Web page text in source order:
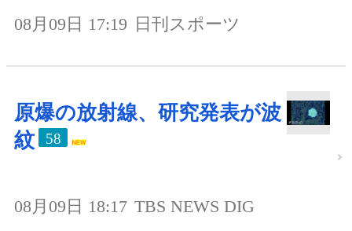
08月09日 17:19 日刊スポーツ
原爆の放射線、研究発表が波
紋
58
08月09日 18:17 TBS NEWS DIG